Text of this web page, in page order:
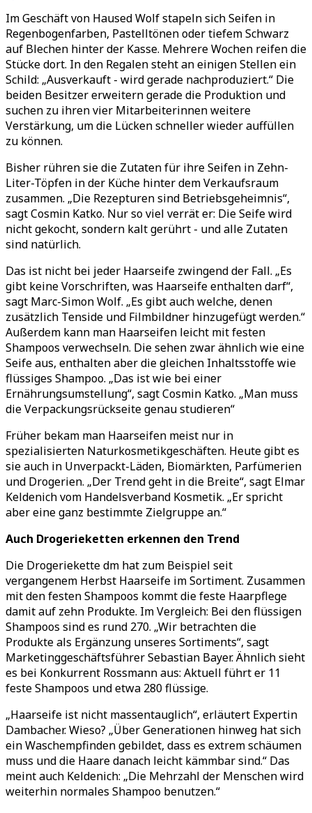
Im Geschäft von Haused Wolf stapeln sich Seifen in
Regenbogenfarben, Pastelltönen oder tiefem Schwarz
auf Blechen hinter der Kasse. Mehrere Wochen reifen die
Stücke dort. In den Regalen steht an einigen Stellen ein
Schild: „Ausverkauft - wird gerade nachproduziert.“ Die
beiden Besitzer erweitern gerade die Produktion und
suchen zu ihren vier Mitarbeiterinnen weitere
Verstärkung, um die Lücken schneller wieder auffüllen
zu können.
Bisher rühren sie die Zutaten für ihre Seifen in Zehn-
Liter-Töpfen in der Küche hinter dem Verkaufsraum
zusammen. „Die Rezepturen sind Betriebsgeheimnis“,
sagt Cosmin Katko. Nur so viel verrät er: Die Seife wird
nicht gekocht, sondern kalt gerührt - und alle Zutaten
sind natürlich.
Das ist nicht bei jeder Haarseife zwingend der Fall. „Es
gibt keine Vorschriften, was Haarseife enthalten darf“,
sagt Marc-Simon Wolf. „Es gibt auch welche, denen
zusätzlich Tenside und Filmbildner hinzugefügt werden.“
Außerdem kann man Haarseifen leicht mit festen
Shampoos verwechseln. Die sehen zwar ähnlich wie eine
Seife aus, enthalten aber die gleichen Inhaltsstoffe wie
flüssiges Shampoo. „Das ist wie bei einer
Ernährungsumstellung“, sagt Cosmin Katko. „Man muss
die Verpackungsrückseite genau studieren“
Früher bekam man Haarseifen meist nur in
spezialisierten Naturkosmetikgeschäften. Heute gibt es
sie auch in Unverpackt-Läden, Biomärkten, Parfümerien
und Drogerien. „Der Trend geht in die Breite“, sagt Elmar
Keldenich vom Handelsverband Kosmetik. „Er spricht
aber eine ganz bestimmte Zielgruppe an.“
Auch Drogerieketten erkennen den Trend
Die Drogeriekette dm hat zum Beispiel seit
vergangenem Herbst Haarseife im Sortiment. Zusammen
mit den festen Shampoos kommt die feste Haarpflege
damit auf zehn Produkte. Im Vergleich: Bei den flüssigen
Shampoos sind es rund 270. „Wir betrachten die
Produkte als Ergänzung unseres Sortiments“, sagt
Marketinggeschäftsführer Sebastian Bayer. Ähnlich sieht
es bei Konkurrent Rossmann aus: Aktuell führt er 11
feste Shampoos und etwa 280 flüssige.
„Haarseife ist nicht massentauglich“, erläutert Expertin
Dambacher. Wieso? „Über Generationen hinweg hat sich
ein Waschempfinden gebildet, dass es extrem schäumen
muss und die Haare danach leicht kämmbar sind.“ Das
meint auch Keldenich: „Die Mehrzahl der Menschen wird
weiterhin normales Shampoo benutzen.“